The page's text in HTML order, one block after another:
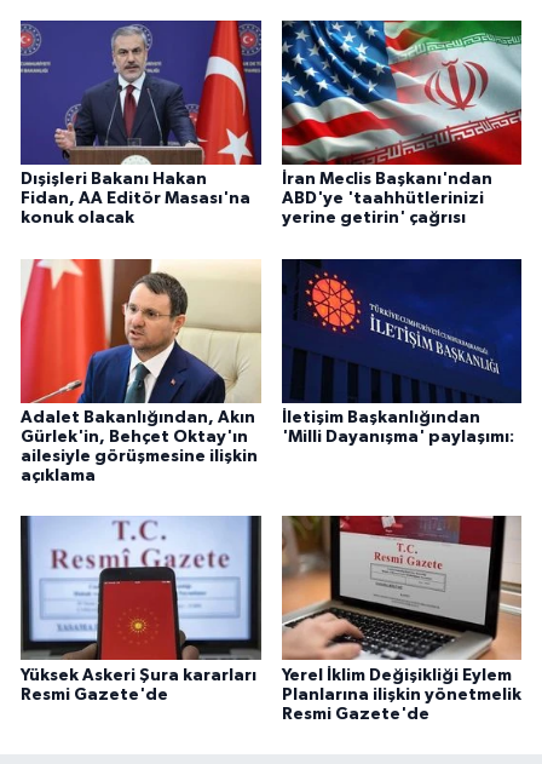
Dışişleri Bakanı Hakan
Fidan, AA Editör Masası'na
konuk olacak
İran Meclis Başkanı'ndan
ABD'ye 'taahhütlerinizi
yerine getirin' çağrısı
Adalet Bakanlığından, Akın
Gürlek'in, Behçet Oktay'ın
ailesiyle görüşmesine ilişkin
açıklama
İletişim Başkanlığından
'Milli Dayanışma' paylaşımı:
Yüksek Askeri Şura kararları
Resmi Gazete'de
Yerel İklim Değişikliği Eylem
Planlarına ilişkin yönetmelik
Resmi Gazete'de